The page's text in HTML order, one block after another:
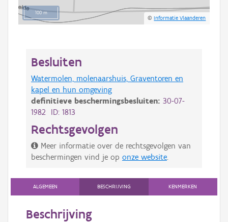
100 m
©Informatie Vlaanderen
Besluiten
Watermolen, molenaarshuis, Graventoren en
kapel en hun omgeving
definitieve beschermingsbesluiten: 30-07-
1982 ID: 1813
Rechtsgevolgen
Meer informatie over de rechtsgevolgen van
beschermingen vind je op onze website.
ALGEMEEN BESCHRIJVING KENMERKEN
Beschrijving